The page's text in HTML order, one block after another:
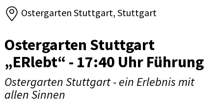
Ostergarten Stuttgart, Stuttgart
Ostergarten Stuttgart
„ERlebt“ - 17:40 Uhr Führung
Ostergarten Stuttgart - ein Erlebnis mit
allen Sinnen